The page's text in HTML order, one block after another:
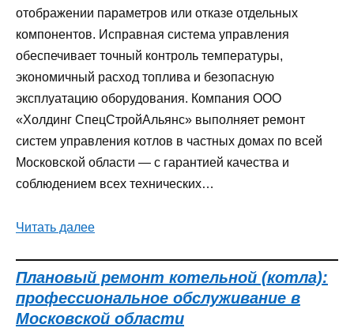
отображении параметров или отказе отдельных
компонентов. Исправная система управления
обеспечивает точный контроль температуры,
экономичный расход топлива и безопасную
эксплуатацию оборудования. Компания ООО
«Холдинг СпецСтройАльянс» выполняет ремонт
систем управления котлов в частных домах по всей
Московской области — с гарантией качества и
соблюдением всех технических…
Читать далее
Плановый ремонт котельной (котла):
профессиональное обслуживание в
Московской области